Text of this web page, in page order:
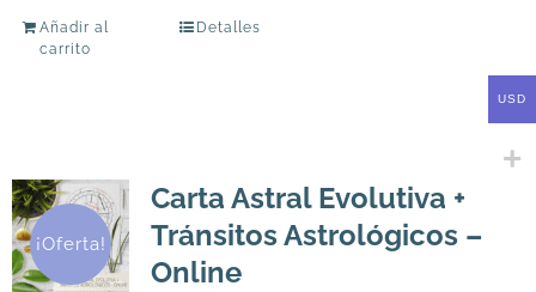
Añadir al
carrito
Detalles
¡Oferta!
Carta Astral Evolutiva +
Tránsitos Astrológicos –
Online
USD